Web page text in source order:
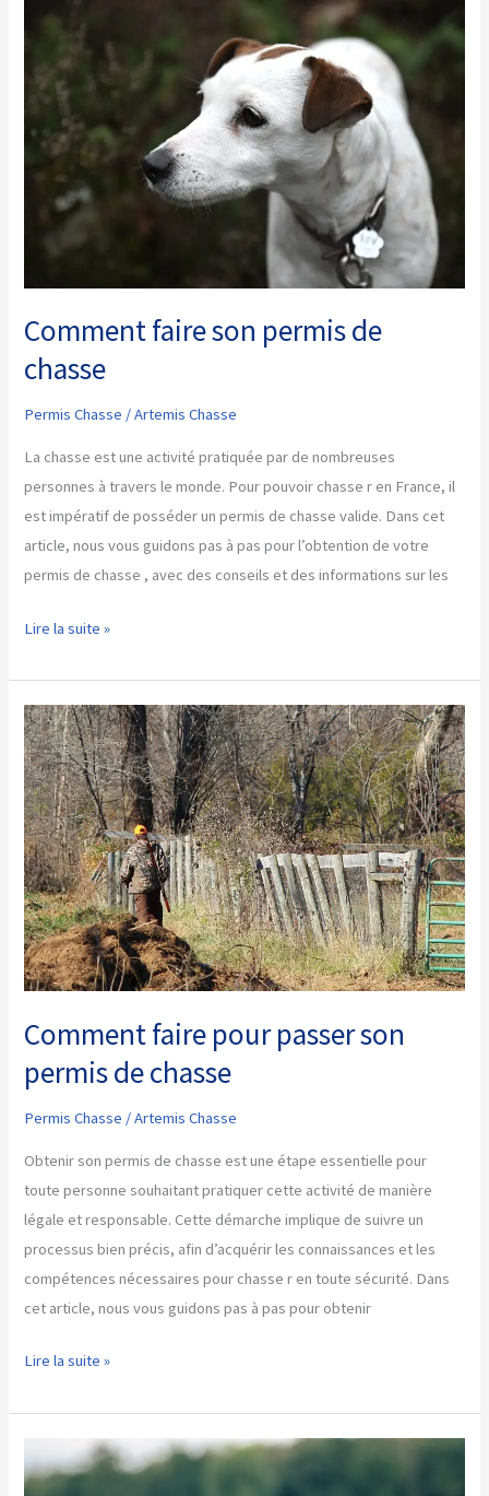
chasse
Comment faire son permis de
chasse
Permis Chasse /Artemis Chasse
La chasse est une activité pratiquée par de nombreuses
personnes à travers le monde. Pour pouvoir chasse r en France, il
est impératif de posséder un permis de chasse valide. Dans cet
article, nous vous guidons pas à pas pour l’obtention de votre
permis de chasse , avec des conseils et des informations sur les
Comment
son
permis
de
chasse
Lire la suite »
Comment faire pour passer son
permis de chasse
Permis Chasse /Artemis Chasse
Obtenir son permis de chasse est une étape essentielle pour
toute personne souhaitant pratiquer cette activité de manière
légale et responsable. Cette démarche implique de suivre un
processus bien précis, afin d’acquérir les connaissances et les
compétences nécessaires pour chasse r en toute sécurité. Dans
cet article, nous vous guidons pas à pas pour obtenir
Comment
pour
son
Lire la suite »